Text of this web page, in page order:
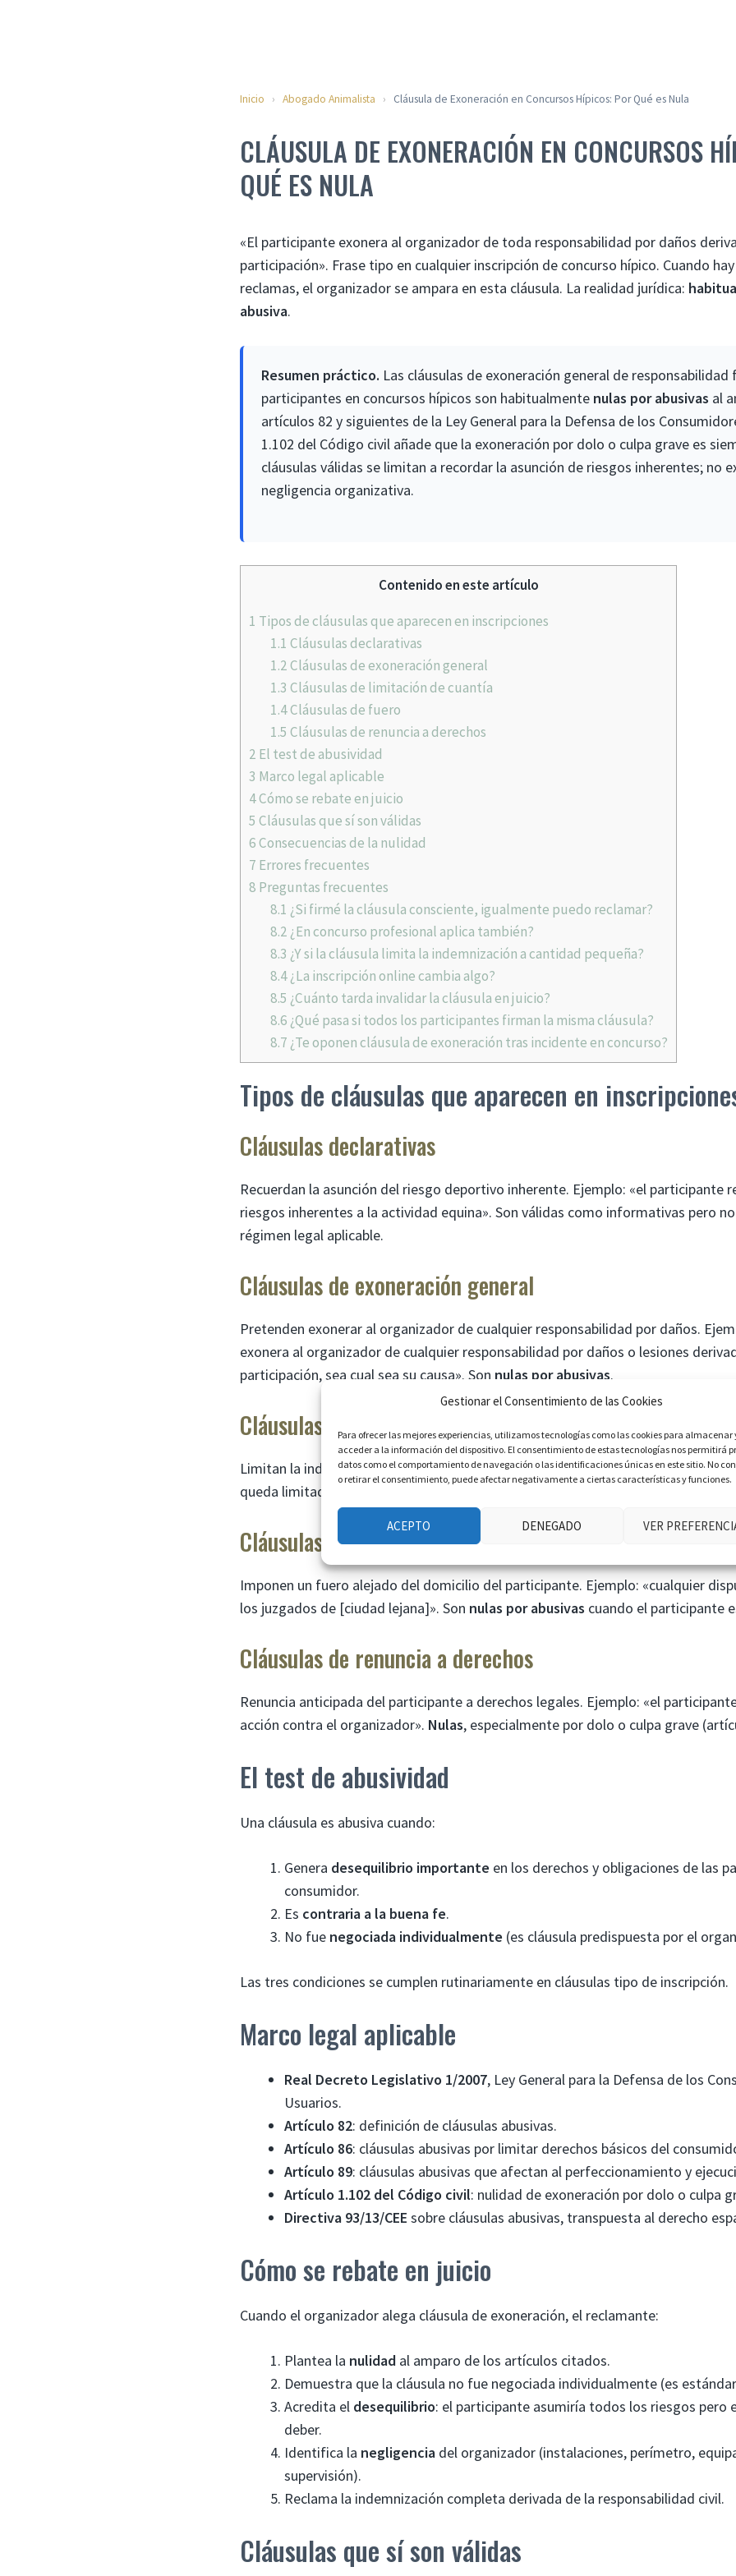
Gestionar el Consentimiento de las Cookies
Para ofrecer las mejores experiencias, utilizamos tecnologías como las cookies para almacenar
acceder a la información del dispositivo. El consentimiento de estas tecnologías nos permitirá
datos como el comportamiento de navegación o las identificaciones únicas en este sitio. No
o retirar el consentimiento, puede afectar negativamente a ciertas características y funciones.
ACEPTO DENEGADO VER
Inicio › Abogado Animalista › Cláusula de Exoneración en Concursos Hípicos: Por Qué es Nula
CLÁUSULA DE EXONERACIÓN EN CONCURSOS
QUÉ ES NULA
«El participante exonera al organizador de toda responsabilidad por daños
participación». Frase tipo en cualquier inscripción de concurso hípico. Cuando
reclamas, el organizador se ampara en esta cláusula. La realidad jurídica:
abusiva.
Resumen práctico. Las cláusulas de exoneración general de
participantes en concursos hípicos son habitualmente nulas por abusivas al
artículos 82 y siguientes de la Ley General para la Defensa de los
1.102 del Código civil añade que la exoneración por dolo o culpa grave es
cláusulas válidas se limitan a recordar la asunción de riesgos inherentes; no
negligencia organizativa.
Contenido en este artículo
1 Tipos de cláusulas que aparecen en inscripciones
1.1 Cláusulas declarativas
1.2Cláusulas de exoneración general
1.3 Cláusulas de limitación de cuantía
1.4Cláusulas de fuero
1.5 Cláusulas de renuncia a derechos
2 El test de abusividad
3 Marco legal aplicable
4Cómo se rebate en juicio
5 Cláusulas que sí son válidas
6Consecuencias de la nulidad
7 Errores frecuentes
8 Preguntas frecuentes
8.1 ¿Si firmé la cláusula consciente, igualmente puedo reclamar?
8.2 ¿En concurso profesional aplica también?
8.3 ¿Y si la cláusula limita la indemnización a cantidad pequeña?
8.4¿La inscripción online cambia algo?
8.5 ¿Cuánto tarda invalidar la cláusula en juicio?
8.6 ¿Qué pasa si todos los participantes firman la misma cláusula?
8.7 ¿Te oponen cláusula de exoneración tras incidente en concurso?
Tipos de cláusulas que aparecen en
Cláusulas declarativas
Recuerdan la asunción del riesgo deportivo inherente. Ejemplo: «el participante
riesgos inherentes a la actividad equina». Son válidas como informativas pero
régimen legal aplicable.
Cláusulas de exoneración general
Pretenden exonerar al organizador de cualquier responsabilidad por daños.
exonera al organizador de cualquier responsabilidad por daños o lesiones
participación, sea cual sea su causa». Son nulas por abusivas.
Cláusulas de limitación de cuantía
Limitan la indemnización a una cantidad concreta. Ejemplo: «la responsabilidad
queda limitada a la cuota de inscripción». Son
Cláusulas de fuero
Imponen un fuero alejado del domicilio del participante. Ejemplo: «cualquier
los juzgados de [ciudad lejana]». Son nulas por abusivas cuando el participante
Cláusulas de renuncia a derechos
Renuncia anticipada del participante a derechos legales. Ejemplo: «el
acción contra el organizador». Nulas, especialmente por dolo o culpa grave
El test de abusividad
Una cláusula es abusiva cuando:
Genera desequilibrio importante en los derechos y obligaciones de las
consumidor.
Es contraria a la buena fe.
No fue negociada individualmente (es cláusula predispuesta por el
Las tres condiciones se cumplen rutinariamente en cláusulas tipo de inscripción.
Marco legal aplicable
Real Decreto Legislativo 1/2007, Ley General para la Defensa de los
Usuarios.
Artículo 82: definición de cláusulas abusivas.
Artículo 86: cláusulas abusivas por limitar derechos básicos del
Artículo 89: cláusulas abusivas que afectan al perfeccionamiento y
Artículo 1.102 del Código civil: nulidad de exoneración por dolo o culpa
Directiva 93/13/CEE sobre cláusulas abusivas, transpuesta al derecho
Cómo se rebate en juicio
Cuando el organizador alega cláusula de exoneración, el reclamante:
Plantea la nulidad al amparo de los artículos citados.
Demuestra que la cláusula no fue negociada individualmente (es
Acredita el desequilibrio: el participante asumiría todos los riesgos pero
deber.
Identifica la negligencia del organizador (instalaciones, perímetro,
supervisión).
Reclama la indemnización completa derivada de la responsabilidad civil.
Cláusulas que sí son válidas